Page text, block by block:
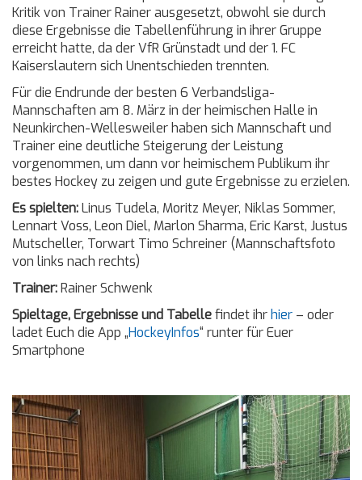
Kritik von Trainer Rainer ausgesetzt, obwohl sie durch
diese Ergebnisse die Tabellenführung in ihrer Gruppe
erreicht hatte, da der VfR Grünstadt und der 1. FC
Kaiserslautern sich Unentschieden trennten.
Für die Endrunde der besten 6 Verbandsliga-
Mannschaften am 8. März in der heimischen Halle in
Neunkirchen-Wellesweiler haben sich Mannschaft und
Trainer eine deutliche Steigerung der Leistung
vorgenommen, um dann vor heimischem Publikum ihr
bestes Hockey zu zeigen und gute Ergebnisse zu erzielen.
Es spielten:Linus Tudela, Moritz Meyer, Niklas Sommer,
Lennart Voss, Leon Diel, Marlon Sharma, Eric Karst, Justus
Mutscheller, Torwart Timo Schreiner (Mannschaftsfoto
von links nach rechts)
Trainer:Rainer Schwenk
Spieltage, Ergebnisse und Tabellefindet ihrhier – oder
ladet Euch die App „HockeyInfos“ runter für Euer
Smartphone